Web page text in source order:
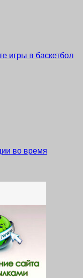
игры в баскетбол
во время